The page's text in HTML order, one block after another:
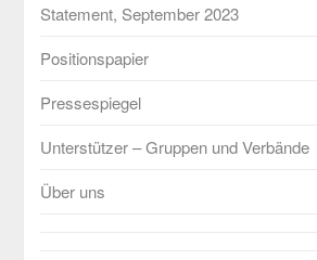
Statement, September 2023
Positionspapier
Pressespiegel
Unterstützer – Gruppen und Verbände
Über uns